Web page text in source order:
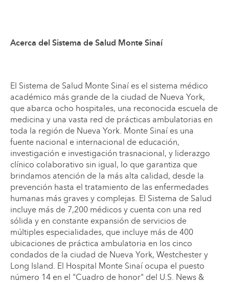
Acerca del Sistema de Salud Monte Sinaí
El Sistema de Salud Monte Sinaí es el sistema médico
académico más grande de la ciudad de Nueva York,
que abarca ocho hospitales, una reconocida escuela de
medicina y una vasta red de prácticas ambulatorias en
toda la región de Nueva York. Monte Sinaí es una
fuente nacional e internacional de educación,
investigación e investigación trasnacional, y liderazgo
clínico colaborativo sin igual, lo que garantiza que
brindamos atención de la más alta calidad, desde la
prevención hasta el tratamiento de las enfermedades
humanas más graves y complejas. El Sistema de Salud
incluye más de 7,200 médicos y cuenta con una red
sólida y en constante expansión de servicios de
múltiples especialidades, que incluye más de 400
ubicaciones de práctica ambulatoria en los cinco
condados de la ciudad de Nueva York, Westchester y
Long Island. El Hospital Monte Sinaí ocupa el puesto
número 14 en el "Cuadro de honor" del U.S. News &